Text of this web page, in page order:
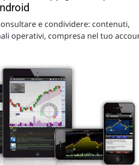
e condividere: contenuti,
operativi, compresa nel tuo